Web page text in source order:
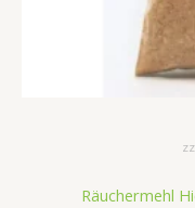
Räuchermehl